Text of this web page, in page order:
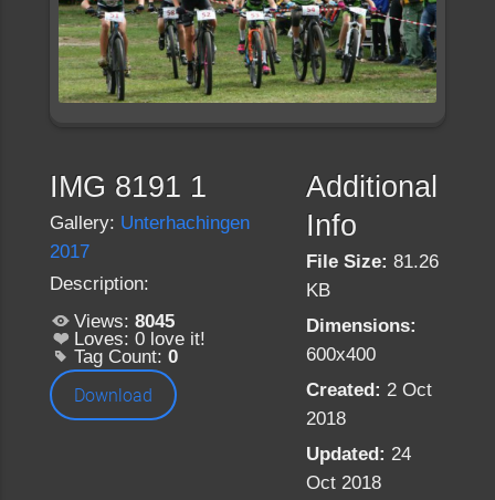
IMG 8191 1
Gallery: Unterhachingen
2017
Description:
Views: 8045
Loves: 0 love it!
Tag Count: 0
Download
Additional
Info
File Size: 81.26
KB
Dimensions:
600x400
Created: 2 Oct
2018
Updated: 24
Oct 2018